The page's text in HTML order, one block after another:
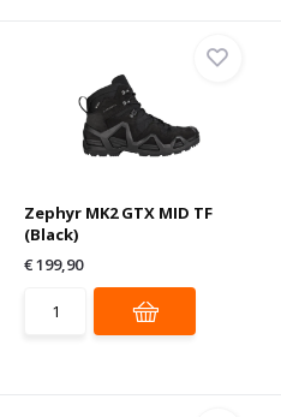
Zephyr MK2 GTX MID TF
(Black)
€ 199,90